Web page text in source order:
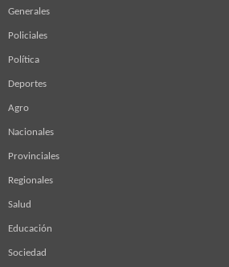
Generales
Policiales
Política
Deportes
Agro
Nacionales
Provinciales
Regionales
Salud
Educación
Sociedad